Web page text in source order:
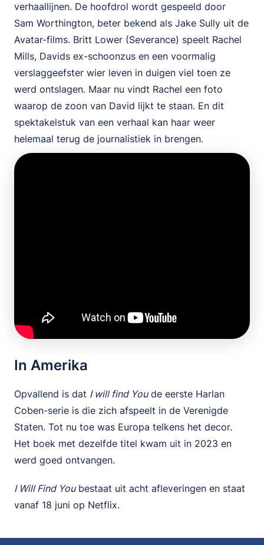
verhaallijnen. De hoofdrol wordt gespeeld door
Sam Worthington, beter bekend als Jake Sully uit de
Avatar-films. Britt Lower (Severance) speelt Rachel
Mills, Davids ex-schoonzus en een voormalig
verslaggeefster wier leven in duigen viel toen ze
werd ontslagen. Maar nu vindt Rachel een foto
waarop de zoon van David lijkt te staan. En dit
spektakelstuk van een verhaal kan haar weer
helemaal terug de journalistiek in brengen.
In Amerika
Opvallend is dat I will find Youde eerste Harlan
Coben-serie is die zich afspeelt in de Verenigde
Staten. Tot nu toe was Europa telkens het decor.
Het boek met dezelfde titel kwam uit in 2023 en
werd goed ontvangen.
I Will Find Youbestaat uit acht afleveringen en staat
vanaf 18 juni op Netflix.